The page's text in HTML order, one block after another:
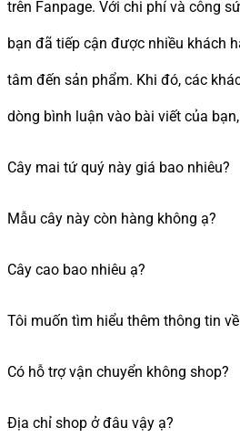
trên Fanpage. Với chi phí và công
bạn đã tiếp cận được nhiều khách
tâm đến sản phẩm. Khi đó, các
dòng bình luận vào bài viết của
Cây mai tứ quý này giá bao nhiêu?
Mẫu cây này còn hàng không ạ?
Cây cao bao nhiêu ạ?
Tôi muốn tìm hiểu thêm thông tin
Có hỗ trợ vận chuyển không shop?
Địa chỉ shop ở đâu vậy ạ?